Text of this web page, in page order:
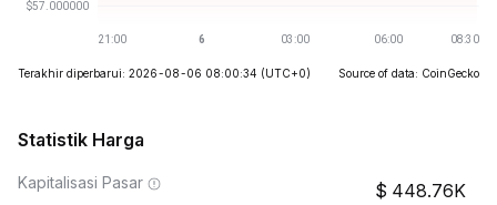
Terakhir diperbarui: 2026-08-06 08:00:34 (UTC+0) Source of data: CoinGecko
Statistik Harga
Kapitalisasi Pasar 448.76K